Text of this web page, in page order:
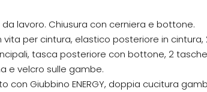
lavoro. Chiusura con cerniera e bottone.
vita per cintura, elastico posteriore in cintura,
tasca posteriore con bottone, 2 tasche
e velcro sulle gambe.
con Giubbino ENERGY, doppia cucitura